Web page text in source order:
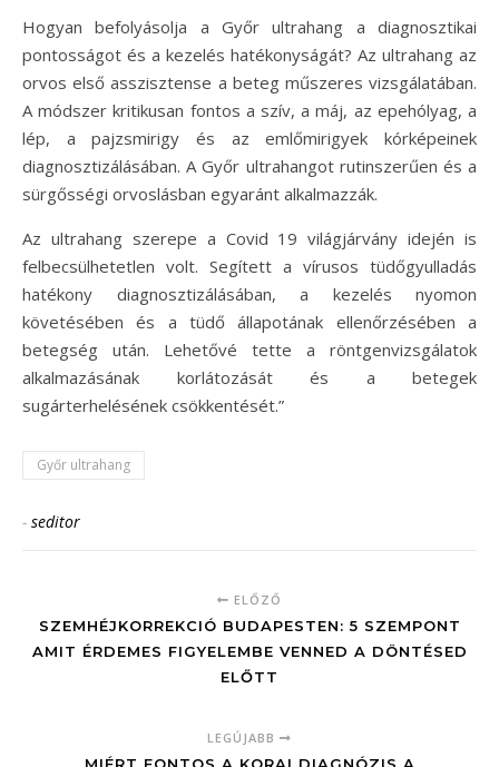
Hogyan befolyásolja a Győr ultrahang a diagnosztikai
pontosságot és a kezelés hatékonyságát? Az ultrahang az
orvos első asszisztense a beteg műszeres vizsgálatában.
A módszer kritikusan fontos a szív, a máj, az epehólyag, a
lép, a pajzsmirigy és az emlőmirigyek kórképeinek
diagnosztizálásában. A Győr ultrahangot rutinszerűen és a
sürgősségi orvoslásban egyaránt alkalmazzák.
Az ultrahang szerepe a Covid 19 világjárvány idején is
felbecsülhetetlen volt. Segített a vírusos tüdőgyulladás
hatékony diagnosztizálásában, a kezelés nyomon
követésében és a tüdő állapotának ellenőrzésében a
betegség után. Lehetővé tette a röntgenvizsgálatok
alkalmazásának korlátozását és a betegek
sugárterhelésének csökkentését.”
Győr ultrahang
- seditor
ELŐZŐ
SZEMHÉJKORREKCIÓ BUDAPESTEN: 5 SZEMPONT
AMIT ÉRDEMES FIGYELEMBE VENNED A DÖNTÉSED
ELŐTT
LEGÚJABB